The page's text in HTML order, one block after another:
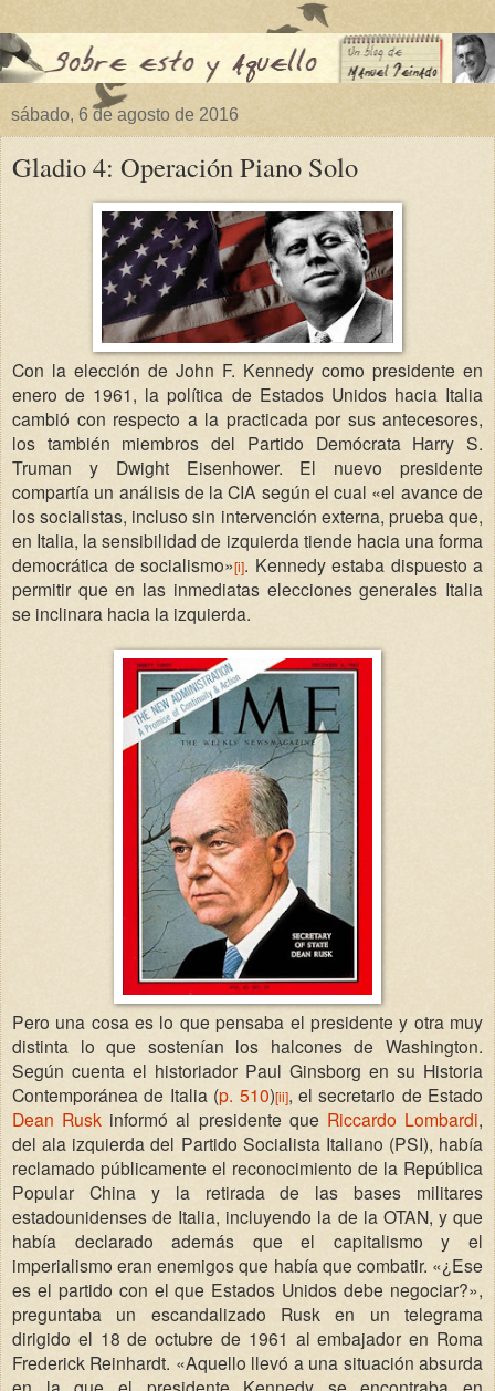
sábado, 6 de agosto de 2016
Gladio 4: Operación Piano Solo
Con la elección de John F. Kennedy como presidente en
enero de 1961, la política de Estados Unidos hacia Italia
cambió con respecto a la practicada por sus antecesores,
los también miembros del Partido Demócrata Harry S.
Truman y Dwight Eisenhower. El nuevo presidente
compartía un análisis de la CIA según el cual «el avance de
los socialistas, incluso sin intervención externa, prueba que,
en Italia, la sensibilidad de izquierda tiende hacia una forma
democrática de socialismo»[i]. Kennedy estaba dispuesto a
permitir que en las inmediatas elecciones generales Italia
se inclinara hacia la izquierda.
Pero una cosa es lo que pensaba el presidente y otra muy
distinta lo que sostenían los halcones de Washington.
Según cuenta el historiador Paul Ginsborg en su Historia
Contemporánea de Italia (p. 510)[ii], el secretario de Estado
Dean Rusk informó al presidente que Riccardo Lombardi,
del ala izquierda del Partido Socialista Italiano (PSI), había
reclamado públicamente el reconocimiento de la República
Popular China y la retirada de las bases militares
estadounidenses de Italia, incluyendo la de la OTAN, y que
había declarado además que el capitalismo y el
imperialismo eran enemigos que había que combatir. «¿Ese
es el partido con el que Estados Unidos debe negociar?»,
preguntaba un escandalizado Rusk en un telegrama
dirigido el 18 de octubre de 1961 al embajador en Roma
Frederick Reinhardt. «Aquello llevó a una situación absurda